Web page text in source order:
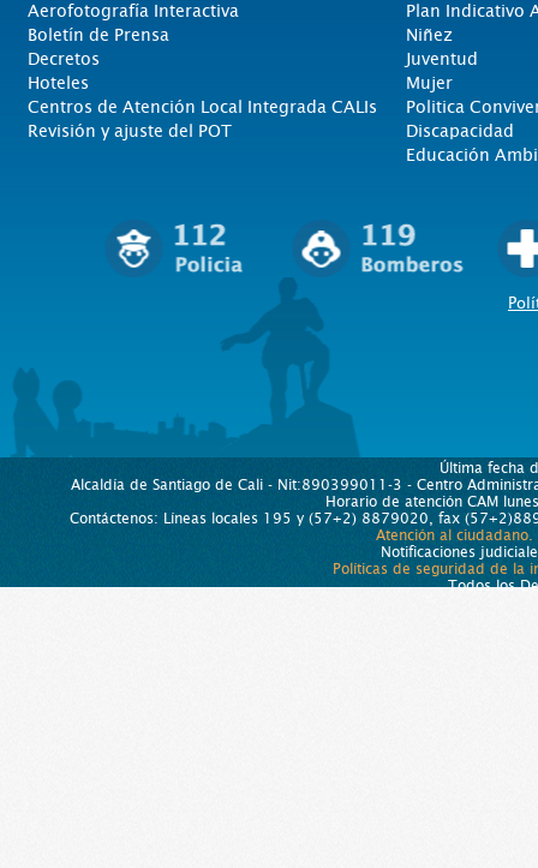
Aerofotografía Interactiva
Boletín de Prensa
Decretos
Hoteles
Centros de Atención Local Integrada CALIs
Revisión y ajuste del POT
Plan Indicativo
Niñez
Juventud
Mujer
Politica
Discapacidad
Educación
Última fecha
Alcaldía de Santiago de Cali - Nit:890399011-3 - Centro
Horario de atención CAM
Contáctenos: Líneas locales 195 y (57+2) 8879020, fax
Atención al ciudadano.
Notificaciones
Políticas de seguridad de la
Todos los